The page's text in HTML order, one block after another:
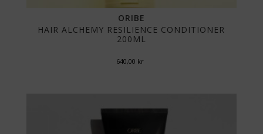
ORIBE
HAIR ALCHEMY RESILIENCE CONDITIONER
200ML
640,00 kr